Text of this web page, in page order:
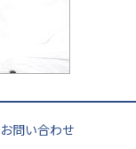
受験の羅
お問い合わせ